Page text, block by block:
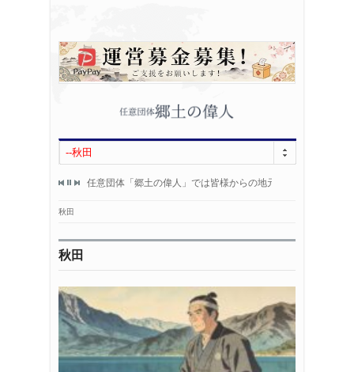
--秋田
人になりました！任意団体「郷土の偉人」では皆様からの地元偉人情報を募集
秋田
秋田